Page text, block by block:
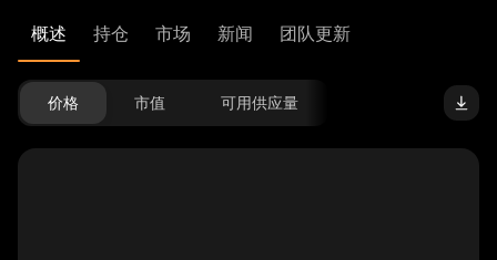
概述 持仓 市场 新闻 团队更新
价格 市值 可用供应量